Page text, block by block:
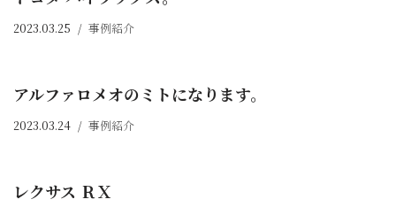
2023.03.25 事例紹介
アルファロメオのミトになります。
2023.03.24 事例紹介
レクサス ＲＸ